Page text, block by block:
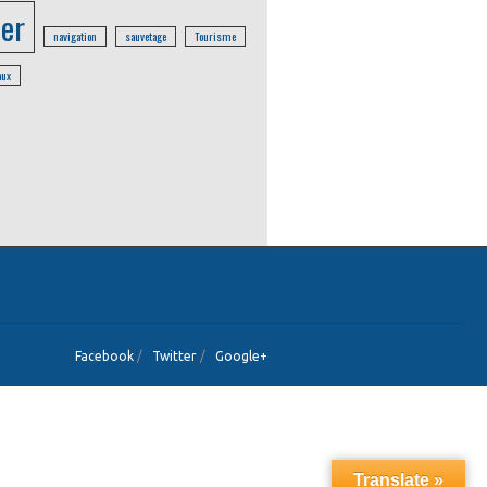
navigation sauvetage Tourisme
Facebook / Twitter / Google+
Translate »